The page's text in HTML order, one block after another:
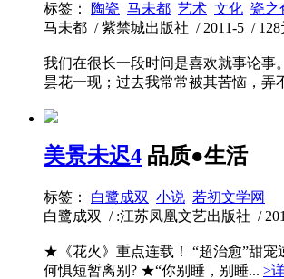
标签： 陶瓷 马未都 艺术 文化 瓷之
马未都 / 紫禁城出版社 / 2011-5 /
我们在很长一段时间是喜欢就事论事
昙花一现；过去我常常被其苦恼，弄
美景未迟4 品质●生活
标签： 白鹭成双 小说 若初文学网
白鹭成双 / :江苏凤凰文艺出版社 /
★《花火》重点连载！ “超治愈”甜
何惧短暂离别? ★“你别睡，别睡... >